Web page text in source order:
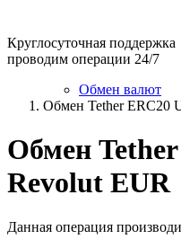
Круглосуточная поддержка
проводим операции 24/7
Обмен валют
Обмен Tether ERC20
Обмен
Revolut EUR
Данная операция